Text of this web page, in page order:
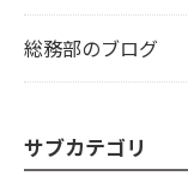
総務部のブログ
サブカテゴリ